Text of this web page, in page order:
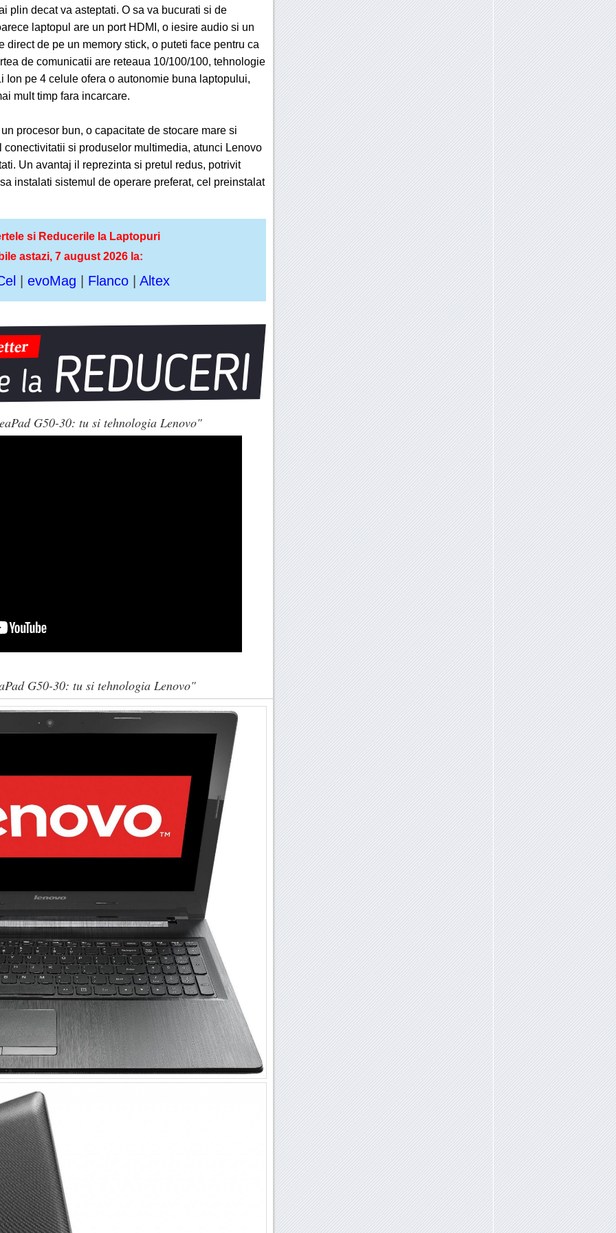
plin decat va asteptati. O sa va bucurati si de
laptopul are un port HDMI, o iesire audio si un
direct de pe un memory stick, o puteti face pentru ca
de comunicatii are reteaua 10/100/100, tehnologie
Ion pe 4 celule ofera o autonomie buna laptopului,
mult timp fara incarcare.
procesor bun, o capacitate de stocare mare si
conectivitatii si produselor multimedia, atunci Lenovo
Un avantaj il reprezinta si pretul redus, potrivit
instalati sistemul de operare preferat, cel preinstalat
si Reducerile la Laptopuri
astazi, 7 august 2026 la:
| evoMag | Flanco | Altex
G50-30: tu si tehnologia Lenovo"
G50-30: tu si tehnologia Lenovo"